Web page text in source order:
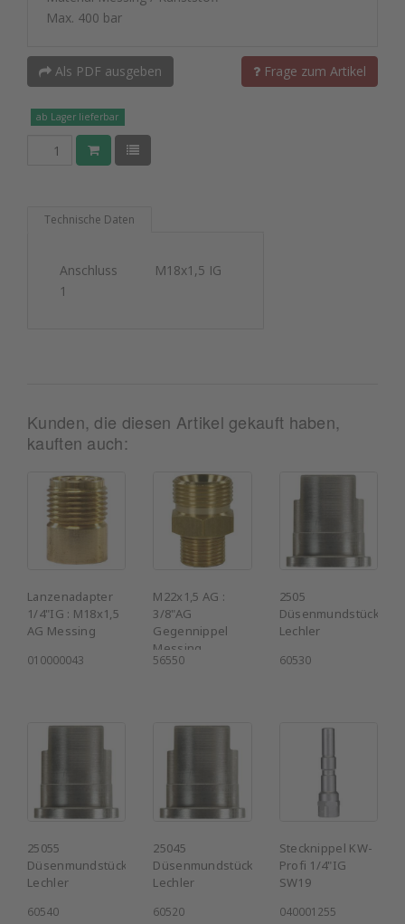
Max. 400 bar
Als PDF ausgeben Frage zum Artikel
ab Lager lieferbar
Technische Daten
Anschluss
1
M18x1,5 IG
Kunden, die diesen Artikel gekauft haben,
kauften auch:
Lanzenadapter
1/4"IG : M18x1,5
AG Messing
010000043
M22x1,5 AG :
3/8"AG
Gegennippel
Messing
56550
2505
Düsenmundstück
Lechler
60530
25055
Düsenmundstück
Lechler
60540
25045
Düsenmundstück
Lechler
60520
Stecknippel KW-
Profi 1/4"IG
SW19
040001255